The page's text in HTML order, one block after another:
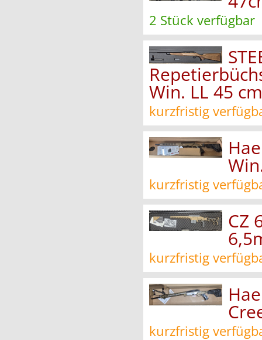
2 Stück verfügbar
Win. LL 45 cm
kurzfristig
kurzfristig
CZ
kurzfristig
kurzfristig